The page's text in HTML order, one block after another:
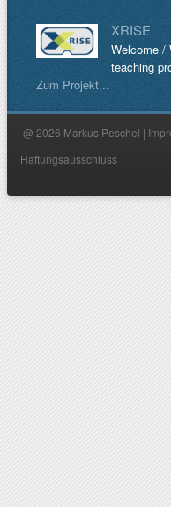
XRISE
Welcome
teaching
Zum Projekt...
@ 2026 Markus Peschel |
Haftungsausschluss